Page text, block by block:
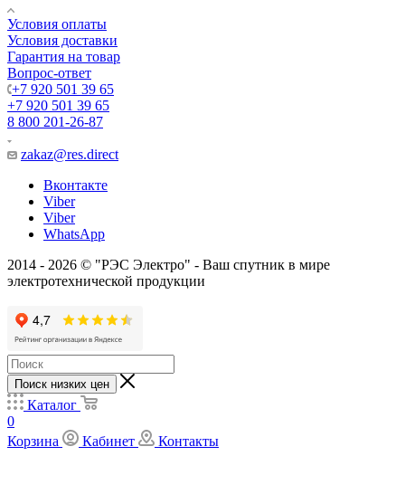
Условия оплаты
Условия доставки
Гарантия на товар
Вопрос-ответ
+7 920 501 39 65
+7 920 501 39 65
8 800 201-26-87
zakaz@res.direct
Вконтакте
Viber
Viber
WhatsApp
2014 - 2026 © "РЭС Электро" - Ваш спутник в мире
электротехнической продукции
Поиск низких цен
Каталог
0
Корзина
Кабинет Контакты